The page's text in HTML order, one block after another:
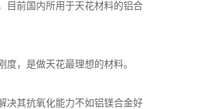
前国内所用于天花材料的铝合
，是做天花最理想的材料。
决其抗氧化能力不如铝镁合金好